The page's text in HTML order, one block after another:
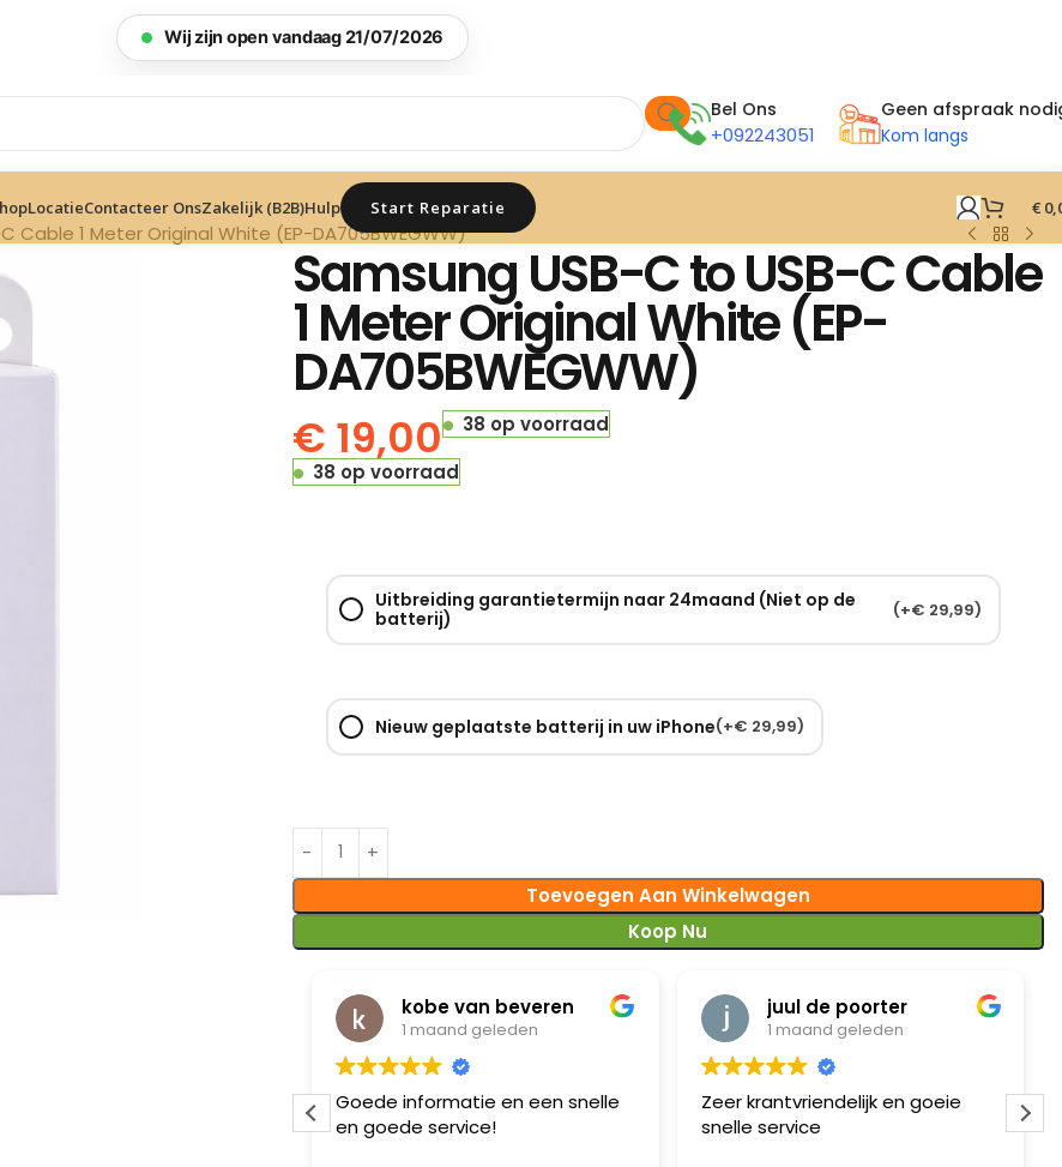
Wij zijn open vandaag 21/07/2026
Bel Ons
+092243051
Geen afspraak
Kom langs
LocatieContacteer OnsZakelijk (B2B)Hulp Start Reparatie €
Cable 1 Meter Original White (EP-DA705BWEGWW)
Samsung USB-C to USB-C Cable
1 Meter Original White (EP-
DA705BWEGWW)
€ 19,00
38 op voorraad
38 op voorraad
Uitbreiding garantietermijn naar 24maand (Niet op de
batterij)
(+€ 29,99)
Nieuw geplaatste batterij in uw iPhone(+€ 29,99)
Toevoegen Aan Winkelwagen
Koop Nu
kobe van beveren
1 maand geleden
Goede informatie en een snelle
en goede service!
juul de poorter
1 maand geleden
Zeer krantvriendelijk en goeie
snelle service